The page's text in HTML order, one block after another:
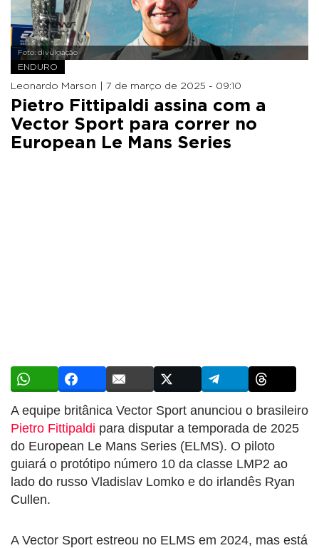
Foto: divulgação
ENDURO
Leonardo Marson | 7 de março de 2025 - 09:10
Pietro Fittipaldi assina com a
Vector Sport para correr no
European Le Mans Series
A equipe britânica Vector Sport anunciou o brasileiro
Pietro Fittipaldi para disputar a temporada de 2025
do European Le Mans Series (ELMS). O piloto
guiará o protótipo número 10 da classe LMP2 ao
lado do russo Vladislav Lomko e do irlandês Ryan
Cullen.
A Vector Sport estreou no ELMS em 2024, mas está